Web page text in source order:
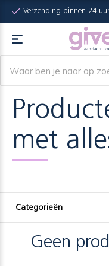
Verzending binnen 24
met
Categorieën
Geen